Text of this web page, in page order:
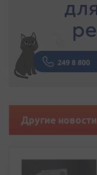
Другие новости